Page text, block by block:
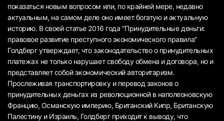
показаться новым вопросом или, по крайней мере, недавно
актуальным, на самом деле оно имеет богатую и актуальную
историю. В своей статье 2016 года "Принудительные деньги:
правовое развитие преступного экономического правила"
Голдберг утверждает, что законодательство о принудительных
платежах не только нарушает свободу обмена и договора, но и
представляет собой экономический авторитаризм.
Прослеживая транспортировку и перевод законов о
принудительных деньгах из революционной в наполеоновскую
Францию, Османскую империю, Британский Кипр, Британскую
Палестину и Израиль, Голдберг приходит к выводу, что